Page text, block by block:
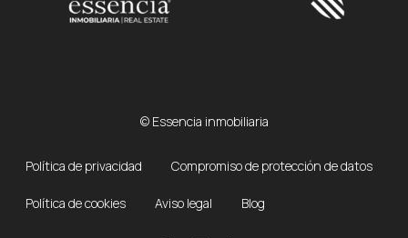
© Essencia inmobiliaria
Política de privacidad Compromiso de protección de datos
Política de cookies Aviso legal Blog